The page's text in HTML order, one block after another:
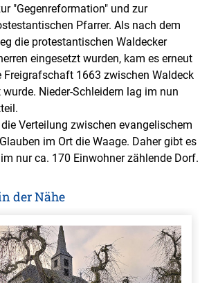
"Gegenreformation" und zur
Pfarrer. Als nach dem
die protestantischen Waldecker
eingesetzt wurden, kam es erneut
Freigrafschaft 1663 zwischen Waldeck
Nieder-Schleidern lag im nun
Verteilung zwischen evangelischem
im Ort die Waage. Daher gibt es
nur ca. 170 Einwohner zählende Dorf.
der Nähe